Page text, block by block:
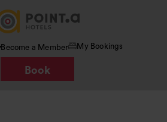
Become a Member My Bookings
Book